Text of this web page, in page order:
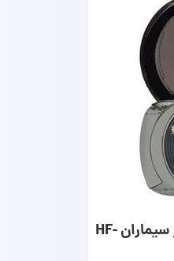
چشمی دیجیتال سیم کارت خور سیماران HF-